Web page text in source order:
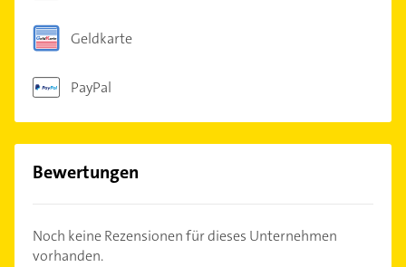
Geldkarte
PayPal
Bewertungen
Noch keine Rezensionen für dieses Unternehmen
vorhanden.